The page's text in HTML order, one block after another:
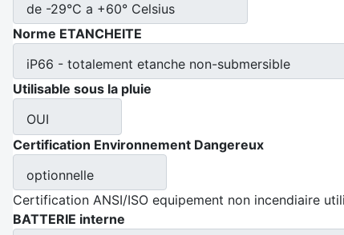
de -29°C a +60° Celsius
Norme ETANCHEITE
iP66 - totalement etanche non-submersible
Utilisable sous la pluie
OUI
Certification Environnement Dangereux
optionnelle
Certification ANSI/ISO equipement non incendiaire
BATTERIE interne